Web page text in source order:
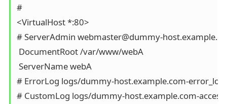
#
<VirtualHost *:80>
# ServerAdmin webmaster@dummy-
DocumentRoot /var/www/webA
ServerName webA
# ErrorLog logs/dummy-host.example.com-error_log
# CustomLog logs/dummy-host.example.com-